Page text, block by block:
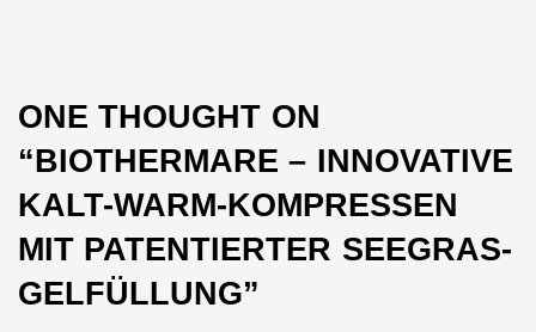
ONE THOUGHT ON
“BIOTHERMARE – INNOVATIVE
KALT-WARM-KOMPRESSEN
MIT PATENTIERTER SEEGRAS-
GELFÜLLUNG”